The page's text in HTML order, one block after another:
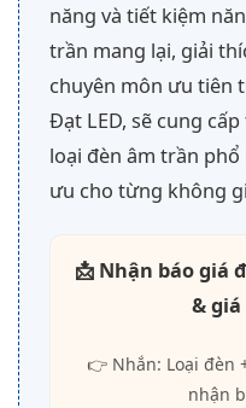
năng và tiết kiệm
trần mang lại, giải
chuyên môn ưu tiên
Đạt LED, sẽ cung
loại đèn âm trần
ưu cho từng không
📩 Nhận báo giá
&
👉 Nhắn: Loại đèn
nhận